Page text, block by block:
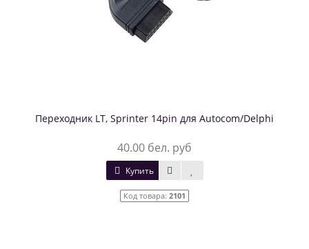
Переходник LT, Sprinter 14pin для Autocom/Delphi
40.00 бел. руб
Купить
Код товара: 2101